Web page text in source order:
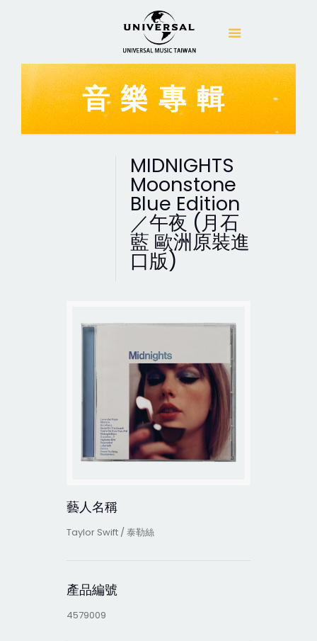
音樂專輯
MIDNIGHTS
Moonstone
Blue Edition
／午夜 (月石
藍 歐洲原裝進
口版)
藝人名稱
Taylor Swift / 泰勒絲
產品編號
4579009